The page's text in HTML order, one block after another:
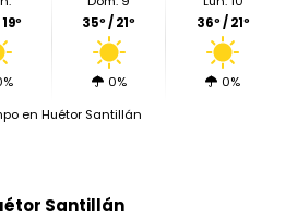
35º / 21º
0%
36º / 21º
0%
en Huétor Santillán
Santillán